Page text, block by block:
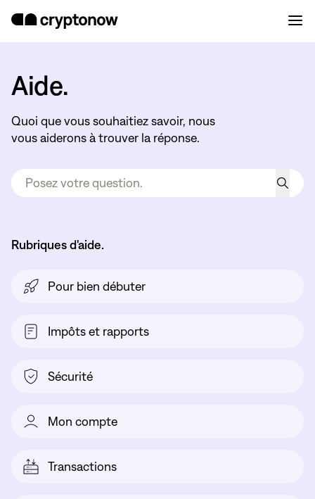
Aide.
Quoi que vous souhaitiez savoir, nous
vous aiderons à trouver la réponse.
Rubriques d'aide.
Pour bien débuter
Impôts et rapports
Sécurité
Mon compte
Transactions